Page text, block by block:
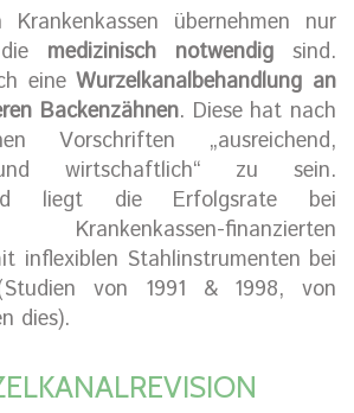
Krankenkassen übernehmen nur
medizinisch notwendig sind.
eineWurzelkanalbehandlung an
Backenzähnen. Diese hat nach
Vorschriften „ausreichend,
wirtschaftlich“ zu sein.
liegt die Erfolgsrate bei
finanzierten
inflexiblen Stahlinstrumenten bei
von 1991 & 1998, von
dies).